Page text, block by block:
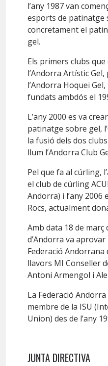
l’any 1987 van
esports de patinatge
concretament el
gel.
Els primers clubs
l’Andorra Artístic
l’Andorra Hoquei
fundats ambdós el
L’any 2000 es va
patinatge sobre gel,
la fusió dels dos
llum l’Andorra Club
Pel que fa al cúrling,
el club de cúrling
Andorra) i l’any 2006
Rocs, actualment
Amb data 18 de març
d’Andorra va
Federació Andorrana
llavors MI Conseller
Antoni Armengol i
La Federació Andorra
membre de la ISU
Union) des de l’any
JUNTA DIRECTIVA